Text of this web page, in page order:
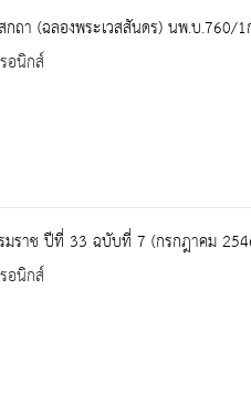
กถา (ฉลองพระเวสสันดร) นพ.บ.760/
อนิกส์
มราช ปีที่ 33 ฉบับที่ 7 (กรกฎาคม
อนิกส์